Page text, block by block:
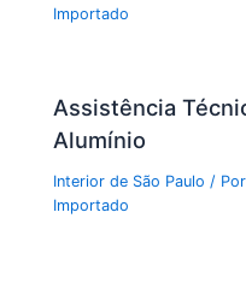
Importado
Assistência
Alumínio
Interior de São Paulo /
Importado